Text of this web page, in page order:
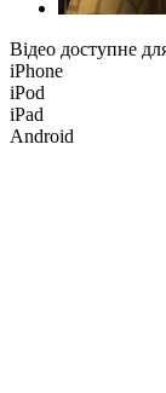
Відео доступне
iPhone
iPod
iPad
Android